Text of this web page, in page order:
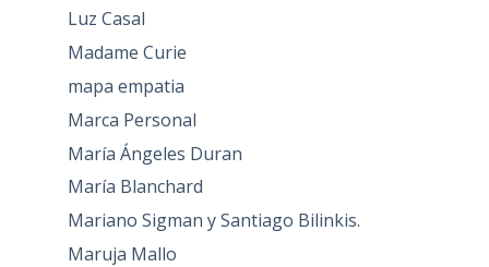
Luz Casal
Madame Curie
mapa empatia
Marca Personal
María Ángeles Duran
María Blanchard
Mariano Sigman y Santiago Bilinkis.
Maruja Mallo